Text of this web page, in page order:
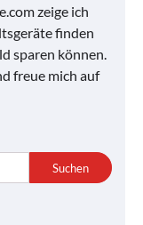
zeige ich
finden
sparen können.
freue mich auf
Suchen